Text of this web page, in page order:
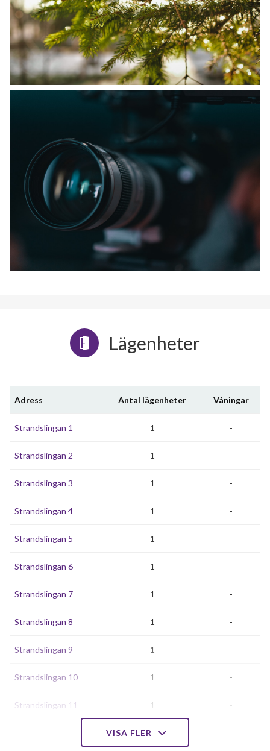
Lägenheter
Adress Antal lägenheter Våningar
Strandslingan 1 1 -
Strandslingan 2 1 -
Strandslingan 3 1 -
Strandslingan 4 1 -
Strandslingan 5 1 -
Strandslingan 6 1 -
Strandslingan 7 1 -
Strandslingan 8 1 -
Strandslingan 9 1 -
Strandslingan 10 1 -
Strandslingan 11 1 -
1
VISA FLER